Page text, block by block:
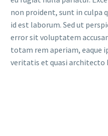
non proident, sunt in culpa
id est laborum. Sed ut
error sit voluptatem
totam rem aperiam, eaque
veritatis et quasi architecto